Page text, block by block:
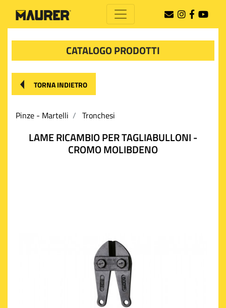
CATALOGO PRODOTTI
TORNA INDIETRO
Pinze - Martelli Tronchesi
LAME RICAMBIO PER TAGLIABULLONI -
CROMO MOLIBDENO